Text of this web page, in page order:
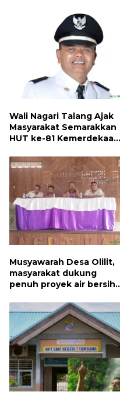
Wali Nagari Talang Ajak
Masyarakat Semarakkan
HUT ke-81 Kemerdekaan
Bendera Merah Putih
Musyawarah Desa Olilit,
masyarakat dukung
penuh proyek air bersih